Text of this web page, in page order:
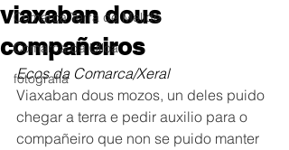
Comarca Terra de Melide
Comarca da Ulloa
fotografía
viaxaban dous
compañeiros
Ecos da Comarca/Xeral
Viaxaban dous mozos, un deles puido
chegar a terra e pedir auxilio para o
compañeiro que non se puido manter